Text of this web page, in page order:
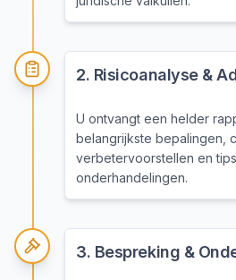
2. Risicoanalyse &
U ontvangt een helder
belangrijkste bepalingen,
verbetervoorstellen en
onderhandelingen.
3. Bespreking &